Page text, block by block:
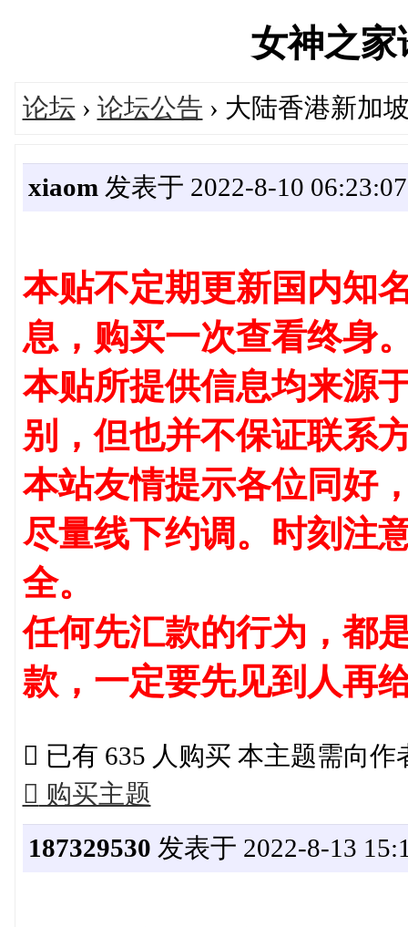
女神之
论坛 › 论坛公告 › 大陆香港新加
xiaom 发表于 2022-8-10 06:23:07
本贴不定期更新国内知
息，购买一次查看终身
本贴所提供信息均来源
别，但也并不保证联系
本站友情提示各位同好
尽量线下约调。时刻注
全。
任何先汇款的行为，都
款，一定要先见到人再
 已有 635 人购买 本主题需向
 购买主题
187329530 发表于 2022-8-13